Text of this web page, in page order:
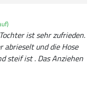
ist sehr zufrieden.
abrieselt und die Hose
steif ist . Das Anziehen